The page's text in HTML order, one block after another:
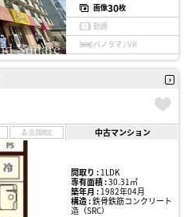
画像30枚
動画
パノラマ / VR
会員限定 中古マンション
間取り :1LDK
専有面積 :30.31㎡
築年月 :1982年04月
構造 :鉄骨鉄筋コンクリート
造（SRC）